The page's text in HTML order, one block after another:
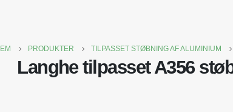
PRODUKTER TILPASSET STØBNING AF ALUMINIUM
Langhe tilpasset A356